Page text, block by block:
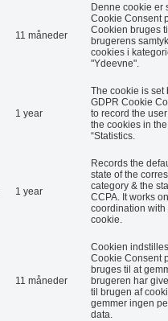
11 måneder
Denne cookie er
Cookie Consent
Cookien bruges
brugerens
cookies i
"Ydeevne".
1 year
The cookie is set
GDPR Cookie
to record the
the cookies in
“Statistics.
1 year
Records the
state of the
category & the
CCPA. It works
coordination with
cookie.
11 måneder
Cookien
Cookie Consent
bruges til at
brugeren har
til brugen af
gemmer ingen
data.